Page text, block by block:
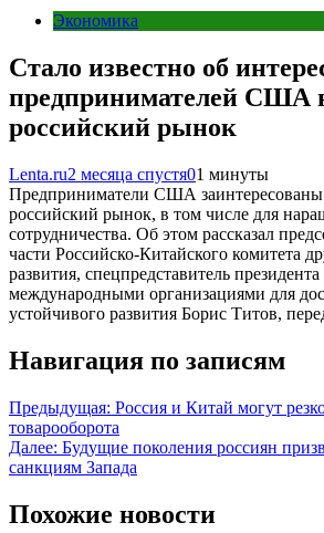
Экономика
Стало известно об
предпринимателей США
российский рынок
Lenta.ru2 месяца спустя01 минуты
Предприниматели США заинтересованы
российский рынок, в том числе для
сотрудничества. Об этом рассказал
части Российско-Китайского комитета
развития, спецпредставитель
международными организациями для
устойчивого развития Борис Титов,
Навигация по записям
Предыдущая: Россия и Китай могут
товарооборота
Далее: Будущие поколения россиян
санкциям Запада
Похожие новости